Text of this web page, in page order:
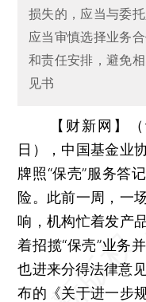
损失的，应当与委
应当审慎选择业务
和责任安排，避免
见书
【财新网】
日），中国基金业
牌照“保壳”服务答
险。此前一周，一
响，机构忙着发产
着招揽“保壳”业务
也进来分得法律意
布的《关于进一步